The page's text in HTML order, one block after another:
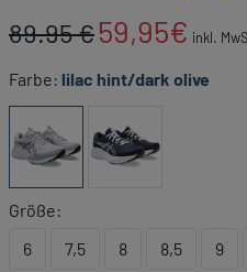
89.95 €59,95€ inkl.
Farbe: lilac hint/dark olive
Größe:
6
7,5 8 8,5 9